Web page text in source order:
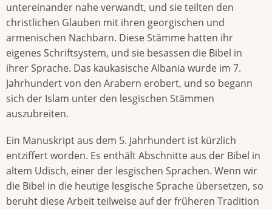
untereinander nahe verwandt, und sie teilten den
christlichen Glauben mit ihren georgischen und
armenischen Nachbarn. Diese Stämme hatten ihr
eigenes Schriftsystem, und sie besassen die Bibel in
ihrer Sprache. Das kaukasische Albania wurde im 7.
Jahrhundert von den Arabern erobert, und so begann
sich der Islam unter den lesgischen Stämmen
auszubreiten.
Ein Manuskript aus dem 5. Jahrhundert ist kürzlich
entziffert worden. Es enthält Abschnitte aus der Bibel in
altem Udisch, einer der lesgischen Sprachen. Wenn wir
die Bibel in die heutige lesgische Sprache übersetzen, so
beruht diese Arbeit teilweise auf der früheren Tradition